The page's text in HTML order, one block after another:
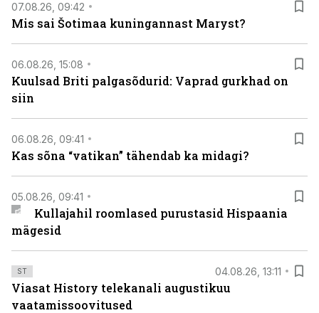
07.08.26, 09:42
Mis sai Šotimaa kuningannast Maryst?
06.08.26, 15:08
Kuulsad Briti palgasõdurid: Vaprad gurkhad on
siin
06.08.26, 09:41
Kas sõna “vatikan” tähendab ka midagi?
05.08.26, 09:41
Kullajahil roomlased purustasid Hispaania
mägesid
ST 04.08.26, 13:11
Viasat History telekanali augustikuu
vaatamissoovitused